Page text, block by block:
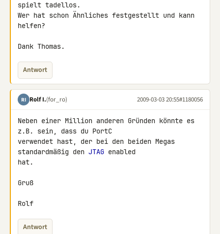
spielt tadellos.
Wer hat schon Ähnliches festgestellt und kann
helfen?
Dank Thomas.
Antwort
RI Rolf I.(for_ro) 2009-03-03 20:55#1180056
Neben einer Million anderen Gründen könnte es
z.B. sein, dass du PortC
verwendet hast, der bei den beiden Megas
standardmäßig den JTAG enabled
hat.
Gruß
Rolf
Antwort